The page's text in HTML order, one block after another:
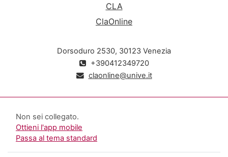
CLA
ClaOnline
Dorsoduro 2530, 30123 Venezia
+390412349720
claonline@unive.it
Non sei collegato.
Ottieni l'app mobile
Passa al tema standard